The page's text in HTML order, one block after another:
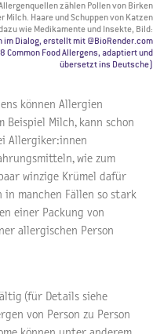
zählen Pollen von Birken
Milch. Haare und Schuppen von Katzen
wie Medikamente und Insekte, Bild:
Dialog, erstellt mit @BioRender.com
Common Food Allergens, adaptiert und
übersetzt ins Deutsche)
können Allergien
Beispiel Milch, kann schon
Allergiker:innen
wie zum
winzige Krümel dafür
in manchen Fällen so stark
einer Packung von
allergischen Person
(für Details siehe
von Person zu Person